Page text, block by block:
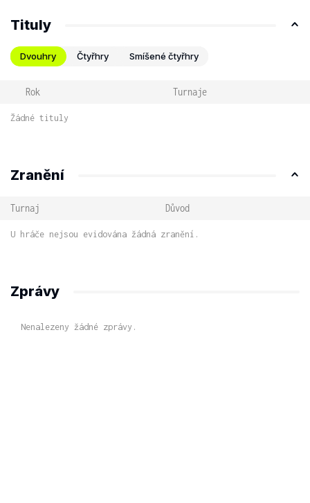
Tituly
Dvouhry Čtyřhry Smíšené čtyřhry
Rok Turnaje
Žádné tituly
Zranění
Turnaj Důvod
U hráče nejsou evidována žádná zranění.
Zprávy
Nenalezeny žádné zprávy.